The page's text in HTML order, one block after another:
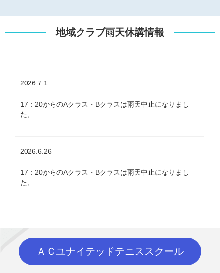
2026.2.5
2026.2.28 地域クラブ雨天休講情報
17：20からのAクラス・Bクラスは雨天中止になりまし
た。
2026.6.26
17：20からのAクラス・Bクラスは雨天中止になりまし
た。
2026.7.1
17：20からのAクラス・Bクラスは雨天中止になりまし
た。
ＡＣユナイテッドテニススクール